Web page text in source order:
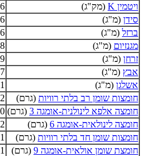
ויטמין K
(מק"ג)
סידן (מ"ג)
ברזל (מ"ג)
מגנזיום (מ"ג)
זרחן (מ"ג)
אבץ (מ"ג)
אשלגן (מ"ג)
חומצות שומן רב בלתי רוויות (גרם)
חומצה אלפא לינולנית-אומגה 3
(גרם) 0
חומצה לינולאית-אומגה 6
(גרם)
חומצות שומן חד בלתי רוויות (גרם)
חומצת שומן אולאית-אומגה 9
(גרם)